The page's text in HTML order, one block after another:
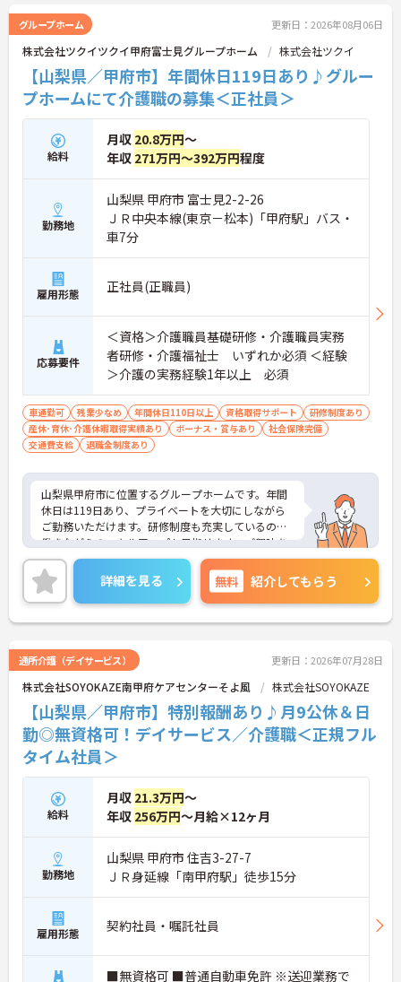
グループホーム 更新日：2026年08月06日
株式会社ツクイツクイ甲府富士見グループホーム 株式会社ツクイ
【山梨県／甲府市】年間休日119日あり♪グルー
プホームにて介護職の募集＜正社員＞
給料
月収 20.8万円～
年収 271万円～392万円程度
勤務地
山梨県 甲府市 富士見2-2-26
ＪＲ中央本線(東京－松本)「甲府駅」バス・
車7分
雇用形態 正社員(正職員)
応募要件
＜資格＞介護職員基礎研修・介護職員実務
者研修・介護福祉士 いずれか必須 ＜経験
＞介護の実務経験1年以上 必須
車通勤可 残業少なめ 年間休日110日以上 資格取得サポート
研修制度あり
産休･育休･介護休暇取得実績あり
ボーナス・賞与あり
社会保険完備
交通費支給
退職金制度あり
山梨県甲府市に位置するグループホームです。年間
休日は119日あり、プライベートを大切にしながら
ご勤務いただけます。研修制度も充実しているので
働きながらのスキルアップも目指せます。ご興味を
お持ちの方はお気軽にお問い合わせください。
詳細を見る 無料 紹介してもらう
通所介護（デイサービス） 更新日：2026年07月28日
株式会社SOYOKAZE南甲府ケアセンターそよ風 株式会社SOYOKAZE
【山梨県／甲府市】特別報酬あり♪月9公休＆日
勤◎無資格可！デイサービス／介護職＜正規フル
タイム社員＞
給料
月収 21.3万円～
年収 256万円～月給×12ヶ月
勤務地
山梨県 甲府市 住吉3-27-7
ＪＲ身延線「南甲府駅」徒歩15分
雇用形態 契約社員・嘱託社員
■無資格可 ■普通自動車免許 ※送迎業務で